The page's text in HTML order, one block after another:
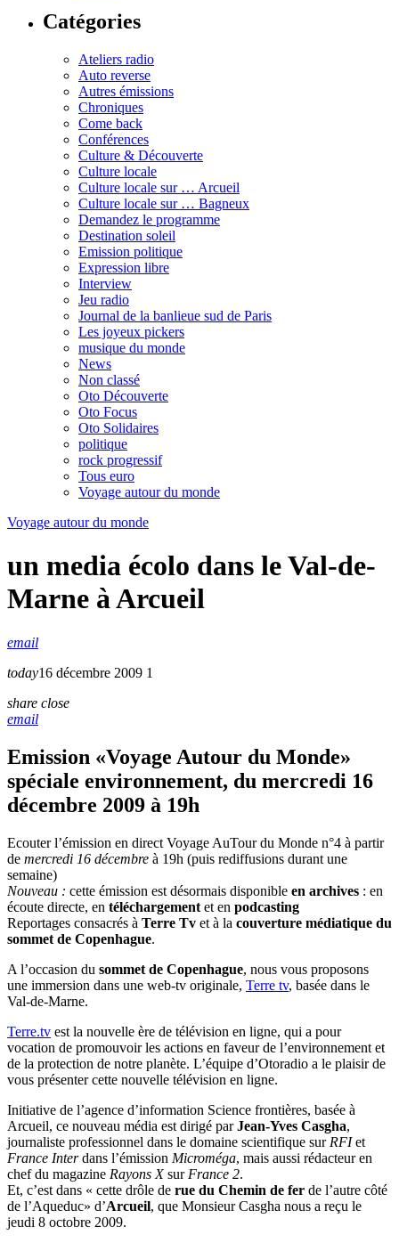
Catégories
Ateliers radio
Auto reverse
Autres émissions
Chroniques
Come back
Conférences
Culture & Découverte
Culture locale
Culture locale sur … Arcueil
Culture locale sur … Bagneux
Demandez le programme
Destination soleil
Emission politique
Expression libre
Interview
Jeu radio
Journal de la banlieue sud de Paris
Les joyeux pickers
musique du monde
News
Non classé
Oto Découverte
Oto Focus
Oto Solidaires
politique
rock progressif
Tous euro
Voyage autour du monde
Voyage autour du monde
un media écolo dans le Val-de-
Marne à Arcueil
email
today16 décembre 2009 1
share close
email
Emission «Voyage Autour du Monde»
spéciale environnement, du mercredi 16
décembre 2009 à 19h
Ecouter l’émission en direct Voyage AuTour du Monde n°4 à partir
de mercredi 16 décembre à 19h (puis rediffusions durant une
semaine)
Nouveau : cette émission est désormais disponible en archives : en
écoute directe, en téléchargement et en podcasting
Reportages consacrés à Terre Tv et à la couverture médiatique du
sommet de Copenhague.
A l’occasion du sommet de Copenhague, nous vous proposons
une immersion dans une web-tv originale, Terre tv, basée dans le
Val-de-Marne.
Terre.tv est la nouvelle ère de télévision en ligne, qui a pour
vocation de promouvoir les actions en faveur de l’environnement et
de la protection de notre planète. L’équipe d’Otoradio a le plaisir de
vous présenter cette nouvelle télévision en ligne.
Initiative de l’agence d’information Science frontières, basée à
Arcueil, ce nouveau média est dirigé parJean-Yves Casgha,
journaliste professionnel dans le domaine scientifique sur RFIet
France Interdans l’émission Microméga, mais aussi rédacteur en
chef du magazine Rayons Xsur France 2.
Et, c’est dans « cette drôle de rue du Chemin de fer de l’autre côté
de l’Aqueduc» d’Arcueil, que Monsieur Casgha nous a reçu le
jeudi 8 octobre 2009.